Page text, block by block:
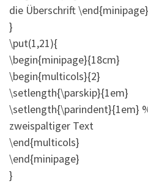
die Überschrift \end{minipage}
}
\put(1,21){
\begin{minipage}{18cm}
\begin{multicols}{2}
\setlength{\parskip}{1em}
\setlength{\parindent}{1em}
zweispaltiger Text
\end{multicols}
\end{minipage}
}